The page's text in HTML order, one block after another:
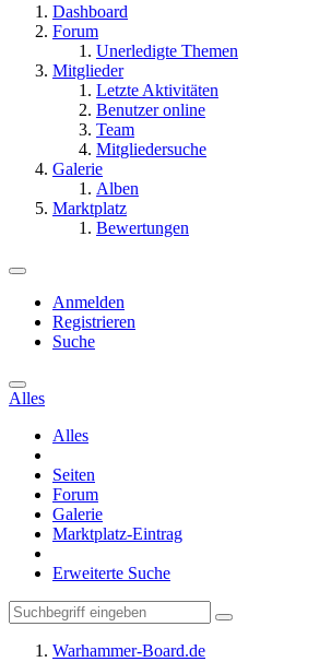
Dashboard
Forum
Unerledigte Themen
Mitglieder
Letzte Aktivitäten
Benutzer online
Team
Mitgliedersuche
Galerie
Alben
Marktplatz
Bewertungen
Anmelden
Registrieren
Suche
Alles
Alles
Seiten
Forum
Galerie
Marktplatz-Eintrag
Erweiterte Suche
Warhammer-Board.de